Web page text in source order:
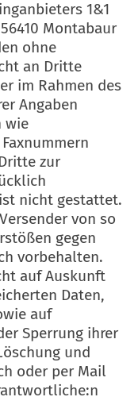
1&1
Montabaur
ohne
an Dritte
im Rahmen des
Angaben
wie
zur
nicht gestattet.
von so
gegen
vorbehalten.
auf Auskunft
Daten,
auf
Sperrung ihrer
und
oder per Mail